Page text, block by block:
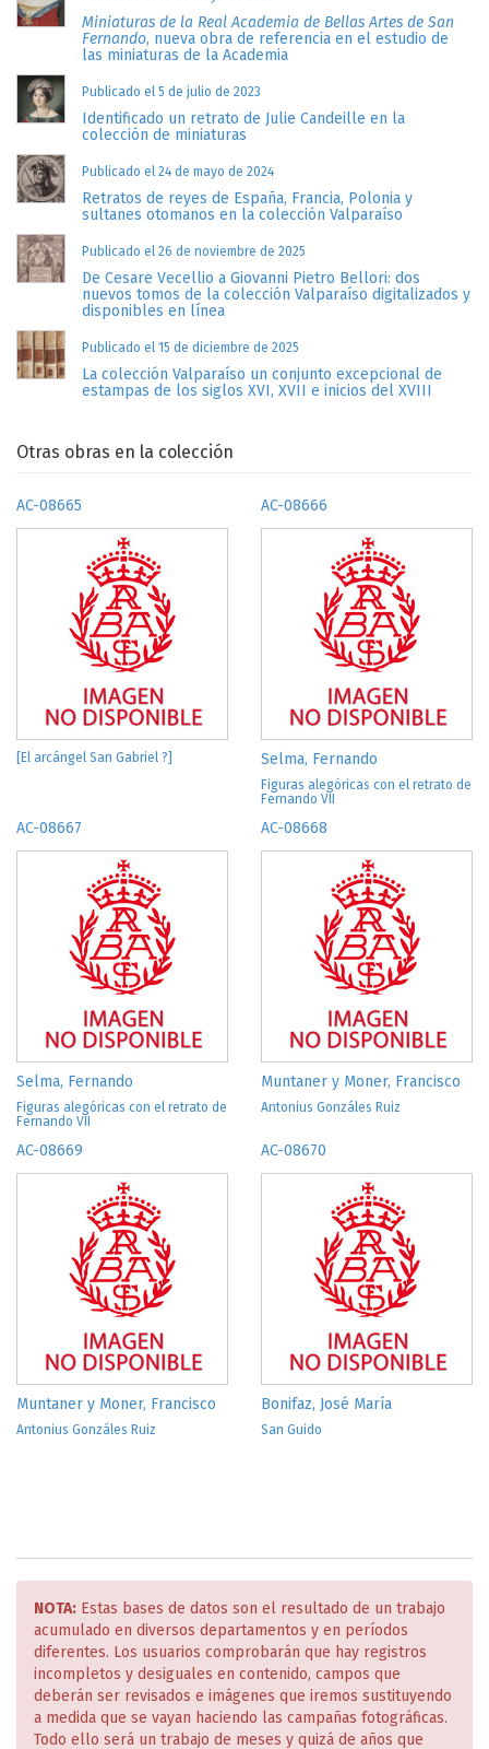
Miniaturas de la Real Academia de Bellas Artes de San
Fernando, nueva obra de referencia en el estudio de
las miniaturas de la Academia
Publicado el 5 de julio de 2023
Identificado un retrato de Julie Candeille en la
colección de miniaturas
Publicado el 24 de mayo de 2024
Retratos de reyes de España, Francia, Polonia y
sultanes otomanos en la colección Valparaíso
Publicado el 26 de noviembre de 2025
De Cesare Vecellio a Giovanni Pietro Bellori: dos
nuevos tomos de la colección Valparaíso digitalizados y
disponibles en línea
Publicado el 15 de diciembre de 2025
La colección Valparaíso un conjunto excepcional de
estampas de los siglos XVI, XVII e inicios del XVIII
Otras obras en la colección
AC-08665
[El arcángel San Gabriel ?]
AC-08666
Selma, Fernando
Figuras alegóricas con el retrato de
Fernando VII
AC-08667
Selma, Fernando
Figuras alegóricas con el retrato de
Fernando VII
AC-08668
Muntaner y Moner, Francisco
Antonius Gonzáles Ruiz
AC-08669
Muntaner y Moner, Francisco
Antonius Gonzáles Ruiz
AC-08670
Bonifaz, José María
San Guido
NOTA: Estas bases de datos son el resultado de un trabajo
acumulado en diversos departamentos y en períodos
diferentes. Los usuarios comprobarán que hay registros
incompletos y desiguales en contenido, campos que
deberán ser revisados e imágenes que iremos sustituyendo
a medida que se vayan haciendo las campañas fotográficas.
Todo ello será un trabajo de meses y quizá de años que